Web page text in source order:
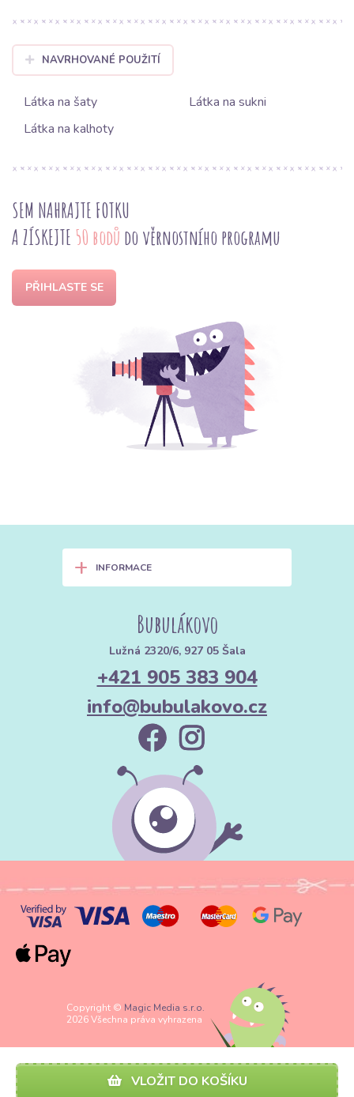
VLOŽIT DO KOŠÍKU
NAVRHOVANÉ POUŽITÍ
Látka na šaty
Látka na sukni
Látka na kalhoty
SEM NAHRAJTE FOTKU
A ZÍSKEJTE 50 bodů do věrnostního programu
PŘIHLASTE SE
+ INFORMACE
Bubulákovo
Lužná 2320/6, 927 05 Šala
+421 905 383 904
info@bubulakovo.cz
Copyright © Magic Media s.r.o.
2026 Všechna práva vyhrazena